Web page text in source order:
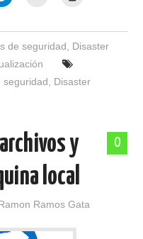
de seguridad
Disaster
seguridad
Disaster
0
y
local
Ramos Gata